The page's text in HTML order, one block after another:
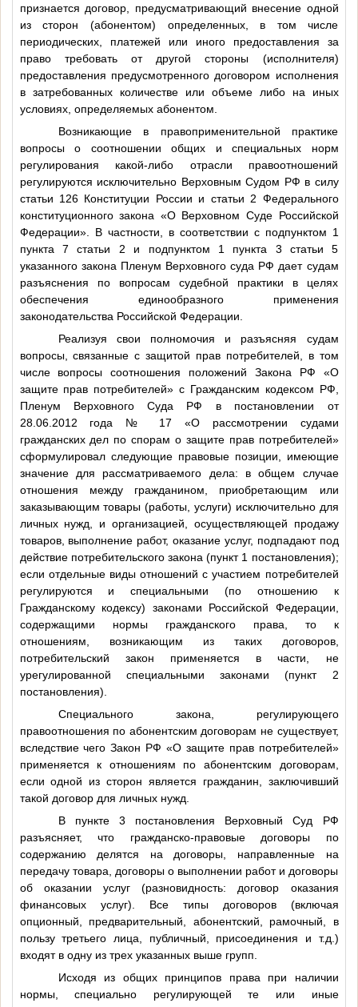
признается договор, предусматривающий внесение одной
из сторон (абонентом) определенных, в том числе
периодических, платежей или иного предоставления за
право требовать от другой стороны (исполнителя)
предоставления предусмотренного договором исполнения
в затребованных количестве или объеме либо на иных
условиях, определяемых абонентом.
Возникающие в правоприменительной практике
вопросы о соотношении общих и специальных норм
регулирования какой-либо отрасли правоотношений
регулируются исключительно Верховным Судом РФ в силу
статьи 126 Конституции России и статьи 2 Федерального
конституционного закона «О Верховном Суде Российской
Федерации». В частности, в соответствии с подпунктом 1
пункта 7 статьи 2 и подпунктом 1 пункта 3 статьи 5
указанного закона Пленум Верховного суда РФ дает судам
разъяснения по вопросам судебной практики в целях
обеспечения единообразного применения
законодательства Российской Федерации.
Реализуя свои полномочия и разъясняя судам
вопросы, связанные с защитой прав потребителей, в том
числе вопросы соотношения положений Закона РФ «О
защите прав потребителей» с Гражданским кодексом РФ,
Пленум Верховного Суда РФ в постановлении от
28.06.2012 года № 17 «О рассмотрении судами
гражданских дел по спорам о защите прав потребителей»
сформулировал следующие правовые позиции, имеющие
значение для рассматриваемого дела: в общем случае
отношения между гражданином, приобретающим или
заказывающим товары (работы, услуги) исключительно для
личных нужд, и организацией, осуществляющей продажу
товаров, выполнение работ, оказание услуг, подпадают под
действие потребительского закона (пункт 1 постановления);
если отдельные виды отношений с участием потребителей
регулируются и специальными (по отношению к
Гражданскому кодексу) законами Российской Федерации,
содержащими нормы гражданского права, то к
отношениям, возникающим из таких договоров,
потребительский закон применяется в части, не
урегулированной специальными законами (пункт 2
постановления).
Специального закона, регулирующего
правоотношения по абонентским договорам не существует,
вследствие чего Закон РФ «О защите прав потребителей»
применяется к отношениям по абонентским договорам,
если одной из сторон является гражданин, заключивший
такой договор для личных нужд.
В пункте 3 постановления Верховный Суд РФ
разъясняет, что гражданско-правовые договоры по
содержанию делятся на договоры, направленные на
передачу товара, договоры о выполнении работ и договоры
об оказании услуг (разновидность: договор оказания
финансовых услуг). Все типы договоров (включая
опционный, предварительный, абонентский, рамочный, в
пользу третьего лица, публичный, присоединения и т.д.)
входят в одну из трех указанных выше групп.
Исходя из общих принципов права при наличии
нормы, специально регулирующей те или иные